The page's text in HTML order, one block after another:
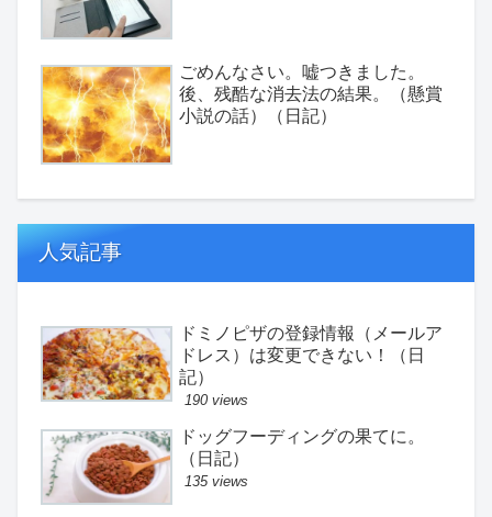
ごめんなさい。嘘つきました。
後、残酷な消去法の結果。（懸賞
小説の話）（日記）
人気記事
ドミノピザの登録情報（メールア
ドレス）は変更できない！（日
記）
190 views
ドッグフーディングの果てに。
（日記）
135 views